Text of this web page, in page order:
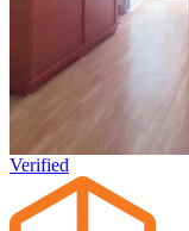
Verified